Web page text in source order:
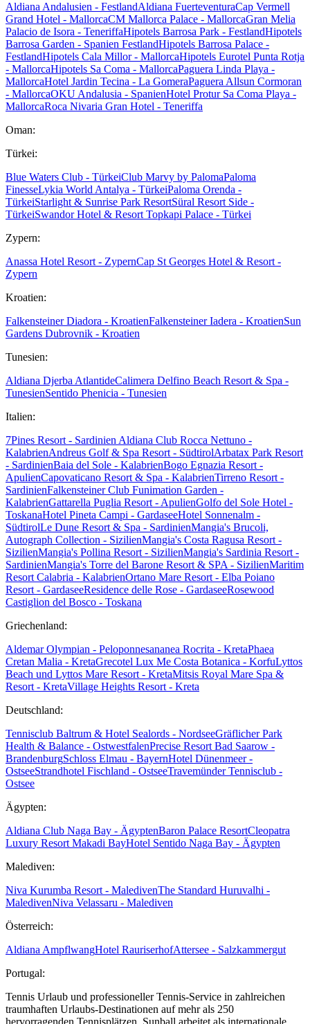
Aldiana Andalusien - FestlandAldiana FuerteventuraCap Vermell
Grand Hotel - MallorcaCM Mallorca Palace - MallorcaGran Melia
Palacio de Isora - TeneriffaHipotels Barrosa Park - FestlandHipotels
Barrosa Garden - Spanien FestlandHipotels Barrosa Palace -
FestlandHipotels Cala Millor - MallorcaHipotels Eurotel Punta Rotja
- MallorcaHipotels Sa Coma - MallorcaPaguera Linda Playa -
MallorcaHotel Jardin Tecina - La GomeraPaguera Allsun Cormoran
- MallorcaOKU Andalusia - SpanienHotel Protur Sa Coma Playa -
MallorcaRoca Nivaria Gran Hotel - Teneriffa
Oman:
Türkei:
Blue Waters Club - TürkeiClub Marvy by PalomaPaloma
FinesseLykia World Antalya - TürkeiPaloma Orenda -
TürkeiStarlight & Sunrise Park ResortSüral Resort Side -
TürkeiSwandor Hotel & Resort Topkapi Palace - Türkei
Zypern:
Anassa Hotel Resort - ZypernCap St Georges Hotel & Resort -
Zypern
Kroatien:
Falkensteiner Diadora - KroatienFalkensteiner Iadera - KroatienSun
Gardens Dubrovnik - Kroatien
Tunesien:
Aldiana Djerba AtlantideCalimera Delfino Beach Resort & Spa -
TunesienSentido Phenicia - Tunesien
Italien:
7Pines Resort - Sardinien Aldiana Club Rocca Nettuno -
KalabrienAndreus Golf & Spa Resort - SüdtirolArbatax Park Resort
- SardinienBaia del Sole - KalabrienBogo Egnazia Resort -
ApulienCapovaticano Resort & Spa - KalabrienTirreno Resort -
SardinienFalkensteiner Club Funimation Garden -
KalabrienGattarella Puglia Resort - ApulienGolfo del Sole Hotel -
ToskanaHotel Pineta Campi - GardaseeHotel Sonnenalm -
SüdtirolLe Dune Resort & Spa - SardinienMangia's Brucoli,
Autograph Collection - SizilienMangia's Costa Ragusa Resort -
SizilienMangia's Pollina Resort - SizilienMangia's Sardinia Resort -
SardinienMangia's Torre del Barone Resort & SPA - SizilienMaritim
Resort Calabria - KalabrienOrtano Mare Resort - Elba Poiano
Resort - GardaseeResidence delle Rose - GardaseeRosewood
Castiglion del Bosco - Toskana
Griechenland:
Aldemar Olympian - Peloponnesananea Rocrita - KretaPhaea
Cretan Malia - KretaGrecotel Lux Me Costa Botanica - KorfuLyttos
Beach und Lyttos Mare Resort - KretaMitsis Royal Mare Spa &
Resort - KretaVillage Heights Resort - Kreta
Deutschland:
Tennisclub Baltrum & Hotel Sealords - NordseeGräflicher Park
Health & Balance - OstwestfalenPrecise Resort Bad Saarow -
BrandenburgSchloss Elmau - BayernHotel Dünenmeer -
OstseeStrandhotel Fischland - OstseeTravemünder Tennisclub -
Ostsee
Ägypten:
Aldiana Club Naga Bay - ÄgyptenBaron Palace ResortCleopatra
Luxury Resort Makadi BayHotel Sentido Naga Bay - Ägypten
Malediven:
Niva Kurumba Resort - MaledivenThe Standard Huruvalhi -
MaledivenNiva Velassaru - Malediven
Österreich:
Aldiana AmpflwangHotel RauriserhofAttersee - Salzkammergut
Portugal:
Tennis Urlaub und professioneller Tennis-Service in zahlreichen
traumhaften Urlaubs-Destinationen auf mehr als 250